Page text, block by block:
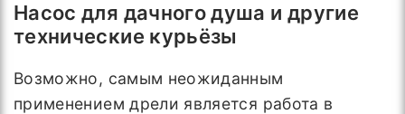
Насос для дачного душа и другие
технические курьёзы
Возможно, самым неожиданным
применением дрели является работа в